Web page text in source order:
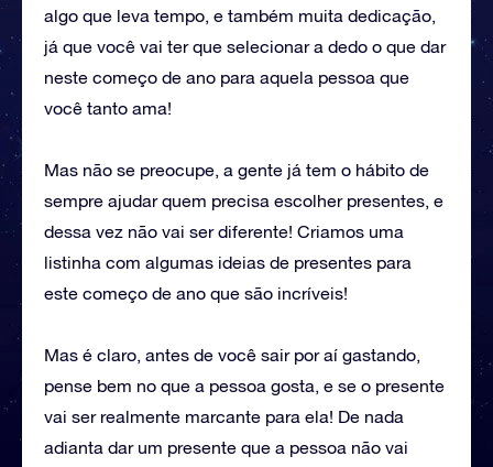
algo que leva tempo, e também muita dedicação,
já que você vai ter que selecionar a dedo o que dar
neste começo de ano para aquela pessoa que
você tanto ama!
Mas não se preocupe, a gente já tem o hábito de
sempre ajudar quem precisa escolher presentes, e
dessa vez não vai ser diferente! Criamos uma
listinha com algumas ideias de presentes para
este começo de ano que são incríveis!
Mas é claro, antes de você sair por aí gastando,
pense bem no que a pessoa gosta, e se o presente
vai ser realmente marcante para ela! De nada
adianta dar um presente que a pessoa não vai